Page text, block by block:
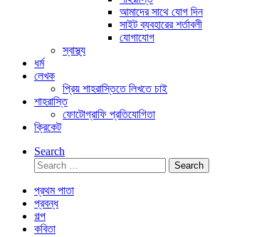
আমাদের সাথে যোগ দিন
সাইট ব্যবহারের শর্তাবলী
যোগাযোগ
স্বাস্থ্য
ধর্ম
লেখক
প্রিয় শাহরাস্তিতে লিখতে চাই
শাহরাস্তি
ফোটোগ্রাফি প্রতিযোগিতা
ক্রিকেট
Search
Search
for:
প্রথম পাতা
প্রবন্ধ
গল্প
কবিতা